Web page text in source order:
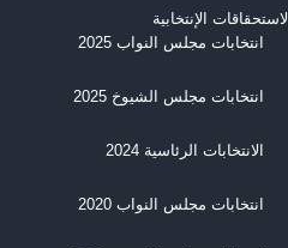
الاستحقاقات الإنتخابية
انتخابات مجلس النواب 2025
انتخابات مجلس الشيوخ 2025
الانتخابات الرئاسية 2024
انتخابات مجلس النواب 2020